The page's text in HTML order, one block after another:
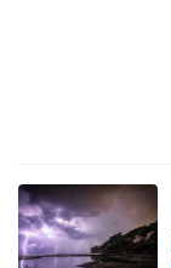
ni para
o
aunque